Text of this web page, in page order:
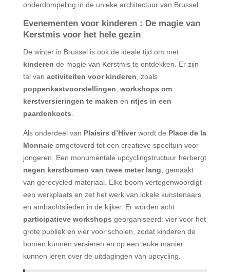
onderdompeling in de unieke architectuur van Brussel.
Evenementen voor kinderen : De magie van
Kerstmis voor het hele gezin
De winter in Brussel is ook de ideale tijd om met
kinderen de magie van Kerstmis te ontdekken. Er zijn
tal van activiteiten voor kinderen , zoals
poppenkastvoorstellingen workshops om
kerstversieringen te maken en ritjes in een
paardenkoets
Als onderdeel van Plaisirs d’Hiverwordt de Place de la
Monnaieomgetoverd tot een creatieve speeltuin voor
jongeren. Een monumentale upcyclingstructuur herbergt
negen kerstbomen van twee meter lang , gemaakt
van gerecycled materiaal. Elke boom vertegenwoordigt
een werkplaats en zet het werk van lokale kunstenaars
en ambachtslieden in de kijker. Er worden acht
participatieve workshops georganiseerd: vier voor het
grote publiek en vier voor scholen, zodat kinderen de
bomen kunnen versieren en op een leuke manier
kunnen leren over de uitdagingen van upcycling.